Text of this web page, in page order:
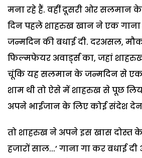
मना रहे हैं. वहीं दूसरी ओर सलमान
दिन पहले शाहरुख खान ने एक गाना
जन्मदिन की बधाई दी. दरअसल,
फिल्मफेयर अवार्ड्स का, जहां
चूंकि यह सलमान के जन्मदिन से एक
शाम थी तो ऐसे में शाहरुख से पूछ
अपने भाईजान के लिए कोई संदेश
तो शाहरुख ने अपने इस खास दोस्त
हजारों साल...’ गाना गा कर बधाई